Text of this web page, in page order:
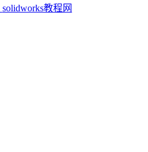
solidworks教程网